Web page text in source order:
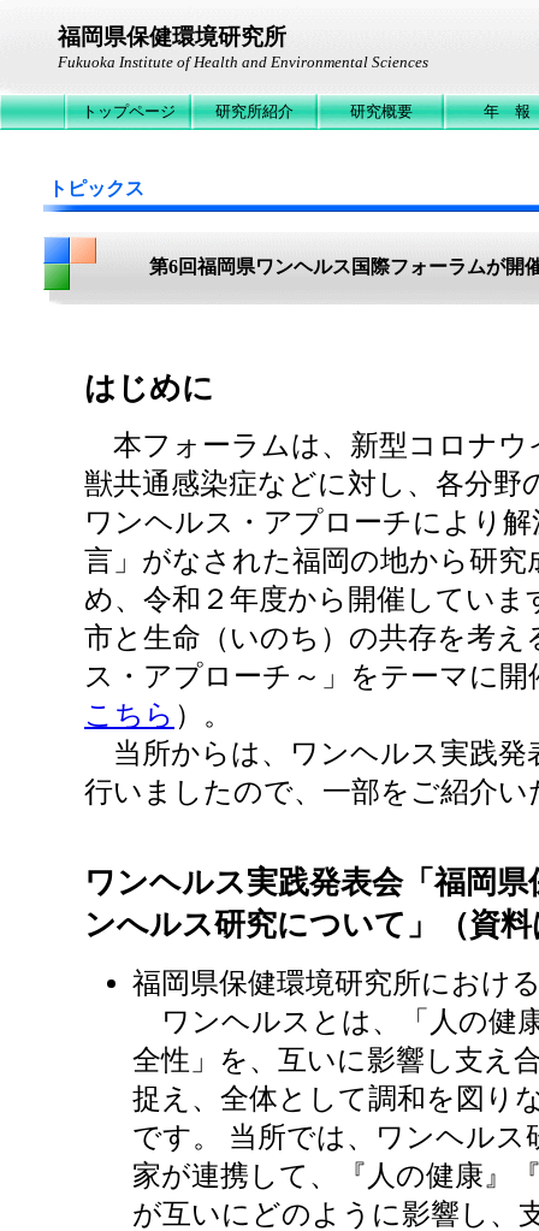
福岡県保健環境研究所
Fukuoka Institute of Health and Environmental Sciences
トップページ 研究所紹介 研究概要 年 報
トピックス
第6回福岡県ワンヘルス国際フォーラムが開
はじめに
本フォーラムは、新型コロナウ
獣共通感染症などに対し、各分
ワンヘルス・アプローチにより
言」がなされた福岡の地から研
め、令和２年度から開催してい
市と生命（いのち）の共存を考
ス・アプローチ～」をテーマに
こちら ）。
当所からは、ワンヘルス実践発
行いましたので、一部をご紹介い
ワンヘルス実践発表会「福岡
ンへルス研究について」（資
福岡県保健環境研究所におけ
ワンヘルスとは、「人の健
全性」を、互いに影響し支え
捉え、全体として調和を図り
です。 当所では、ワンヘルス
家が連携して、『人の健康』
が互いにどのように影響し、